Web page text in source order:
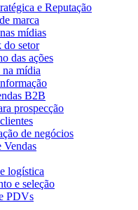
e Reputação
marca
mídias
do setor
das ações
na mídia
B2B
prospecção
de negócios
Vendas
logística
e seleção
PDVs